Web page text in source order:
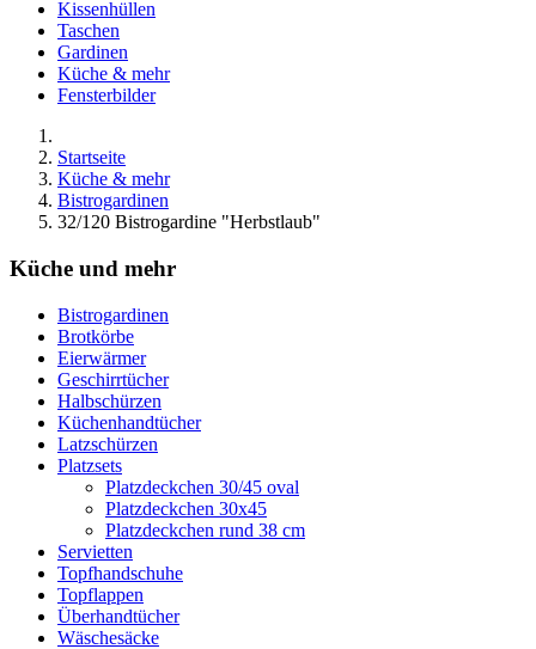
Kissenhüllen
Taschen
Gardinen
Küche & mehr
Fensterbilder
Startseite
Küche & mehr
Bistrogardinen
32/120 Bistrogardine "Herbstlaub"
Küche und mehr
Bistrogardinen
Brotkörbe
Eierwärmer
Geschirrtücher
Halbschürzen
Küchenhandtücher
Latzschürzen
Platzsets
Platzdeckchen 30/45 oval
Platzdeckchen 30x45
Platzdeckchen rund 38 cm
Servietten
Topfhandschuhe
Topflappen
Überhandtücher
Wäschesäcke